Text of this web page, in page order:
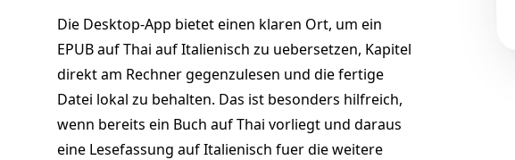
Die Desktop-App bietet einen klaren Ort, um ein
EPUB auf Thai auf Italienisch zu uebersetzen, Kapitel
direkt am Rechner gegenzulesen und die fertige
Datei lokal zu behalten. Das ist besonders hilfreich,
wenn bereits ein Buch auf Thai vorliegt und daraus
eine Lesefassung auf Italienisch fuer die weitere